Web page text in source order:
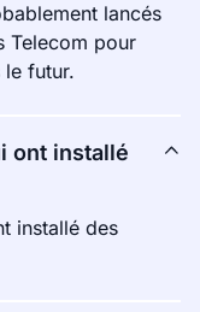
lancés
Telecom pour
futur.
ont installé
installé des